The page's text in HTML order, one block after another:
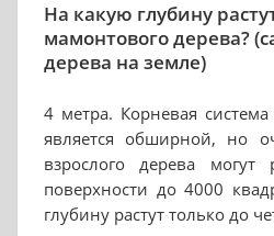
На какую глубину
мамонтового дерева?
дерева на земле)
4 метра. Корневая
является обширной, но
взрослого дерева могут
поверхности до 4000
глубину растут только до